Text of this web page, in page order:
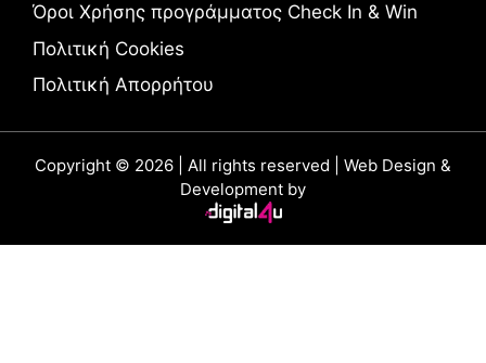
Όροι Χρήσης προγράμματος Check In & Win
Πολιτική Cookies
Πολιτική Απορρήτου
Copyright © 2026 | All rights reserved | Web Design &
Development by